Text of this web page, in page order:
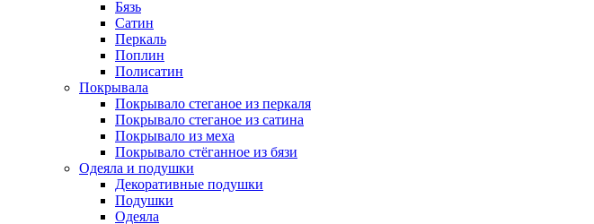
Бязь
Сатин
Перкаль
Поплин
Полисатин
Покрывала
Покрывало стеганое из перкаля
Покрывало стеганое из сатина
Покрывало из меха
Покрывало стёганное из бязи
Одеяла и подушки
Декоративные подушки
Подушки
Одеяла